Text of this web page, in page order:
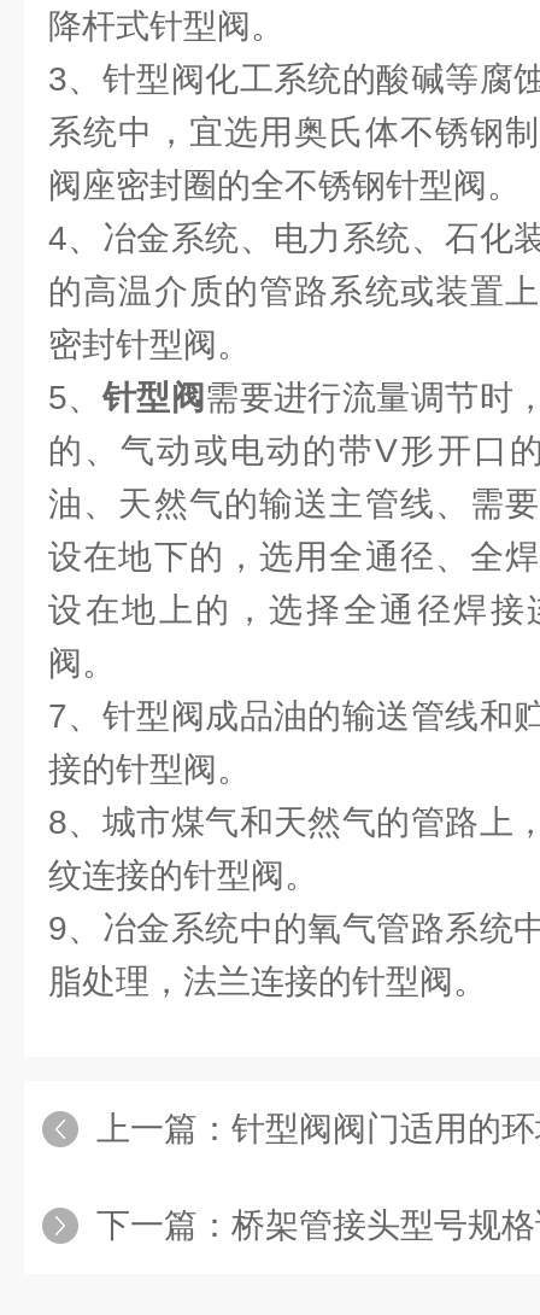
降杆式针型阀。
3、针型阀化工系统的酸碱等腐
系统中，宜选用奥氏体不锈钢
阀座密封圈的全不锈钢针型阀。
4、冶金系统、电力系统、石化
的高温介质的管路系统或装置
密封针型阀。
5、针型阀需要进行流量调节时
的、气动或电动的带V形开口
油、天然气的输送主管线、需
设在地下的，选用全通径、全
设在地上的，选择全通径焊接
阀。
7、针型阀成品油的输送管线和
接的针型阀。
8、城市煤气和天然气的管路上
纹连接的针型阀。
9、冶金系统中的氧气管路系统
脂处理，法兰连接的针型阀。
上一篇： 针型阀阀门适用的
下一篇： 桥架管接头型号规